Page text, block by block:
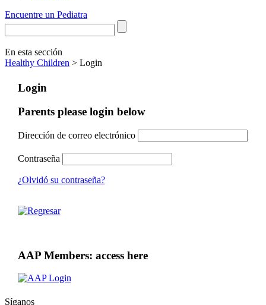
Encuentre un Pediatra
En esta sección
Healthy Children > Login
Login
Parents please login below
Dirección de correo electrónico
Contraseña
¿Olvidó su contraseña?
AAP Members: access here
Síganos